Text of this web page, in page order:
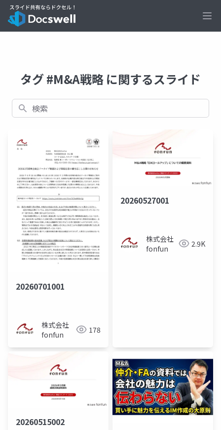
タグ #M&A戦略 に関するスライド
検索
20260701001
株式会社
fonfun
178
20260527001
株式会社
fonfun
2.9K
20260515002